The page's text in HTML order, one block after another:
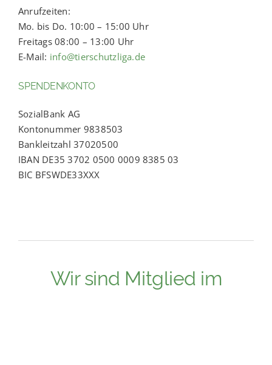
Anrufzeiten:
Mo. bis Do. 10:00 – 15:00 Uhr
Freitags 08:00 – 13:00 Uhr
E-Mail: info@tierschutzliga.de
SPENDENKONTO
SozialBank AG
Kontonummer 9838503
Bankleitzahl 37020500
IBAN DE35 3702 0500 0009 8385 03
BIC BFSWDE33XXX
Wir sind Mitglied im